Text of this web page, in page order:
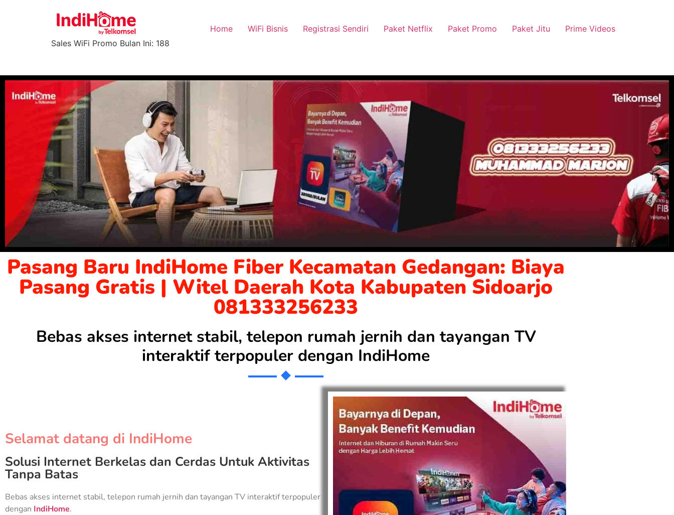
Sales WiFi Promo Bulan Ini: 188
Home WiFi Bisnis Registrasi Sendiri Paket Netflix Paket Promo Paket Jitu Prime Videos
Pasang Baru IndiHome Fiber Kecamatan Gedangan: Biaya
Pasang Gratis | Witel Daerah Kota Kabupaten Sidoarjo
081333256233
Bebas akses internet stabil, telepon rumah jernih dan tayangan TV
interaktif terpopuler dengan IndiHome
Selamat datang di IndiHome
Solusi Internet Berkelas dan Cerdas Untuk Aktivitas
Tanpa Batas
Bebas akses internet stabil, telepon rumah jernih dan tayangan TV interaktif terpopuler
dengan IndiHome.